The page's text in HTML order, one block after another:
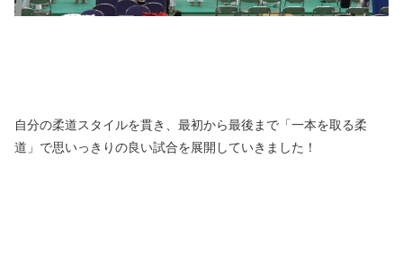
自分の柔道スタイルを貫き、最初から最後まで「一本を取る柔
道」で思いっきりの良い試合を展開していきました！